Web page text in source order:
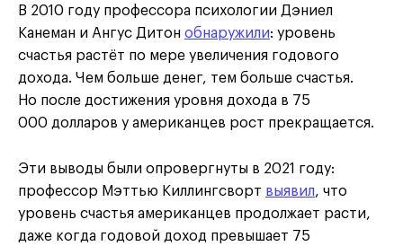
В 2010 году профессора психологии Дэниел
Канеман и Ангус Дитон обнаружили: уровень
счастья растёт по мере увеличения годового
дохода. Чем больше денег, тем больше счастья.
Но после достижения уровня дохода в 75
000 долларов у американцев рост прекращается.
Эти выводы были опровергнуты в 2021 году:
профессор Мэттью Киллингсворт выявил, что
уровень счастья американцев продолжает расти,
даже когда годовой доход превышает 75